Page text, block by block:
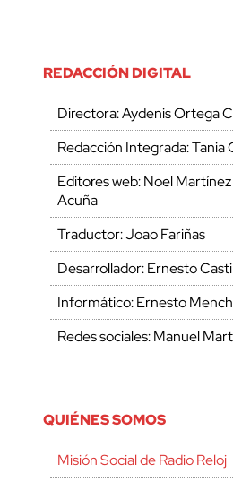
REDACCIÓN DIGITAL
Directora: Aydenis Ortega
Redacción Integrada: Tania
Editores web: Noel
Acuña
Traductor: Joao Fariñas
Desarrollador: Ernesto
Informático: Ernesto
Redes sociales: Manuel
QUIÉNES SOMOS
Misión Social de Radio Reloj